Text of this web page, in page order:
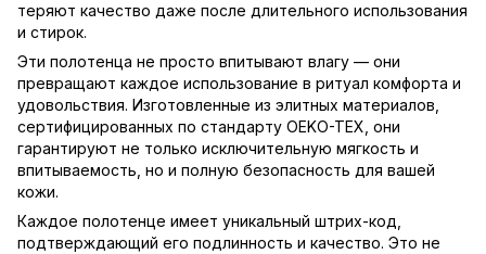
теряют качество даже после длительного использования
и стирок.
Эти полотенца не просто впитывают влагу — они
превращают каждое использование в ритуал комфорта и
удовольствия. Изготовленные из элитных материалов,
сертифицированных по стандарту OEKO-TEX, они
гарантируют не только исключительную мягкость и
впитываемость, но и полную безопасность для вашей
кожи.
Каждое полотенце имеет уникальный штрих-код,
подтверждающий его подлинность и качество. Это не